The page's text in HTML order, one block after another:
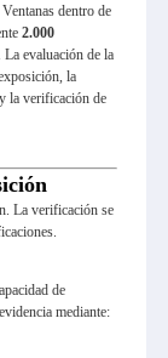
dentro de
2.000
La evaluación de la
la
la verificación de
La verificación se
de
mediante: